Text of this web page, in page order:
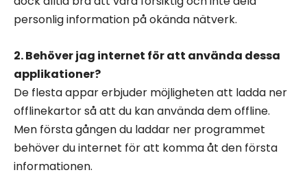
personlig information på okända nätverk.
2. Behöver jag internet för att använda dessa
applikationer?
De flesta appar erbjuder möjligheten att ladda ner
offlinekartor så att du kan använda dem offline.
Men första gången du laddar ner programmet
behöver du internet för att komma åt den första
informationen.